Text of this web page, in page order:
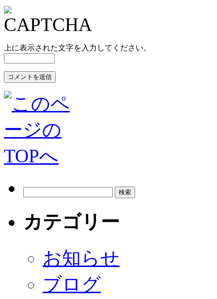
上に表示された文字を入力してください。
カテゴリー
お知らせ
ブログ